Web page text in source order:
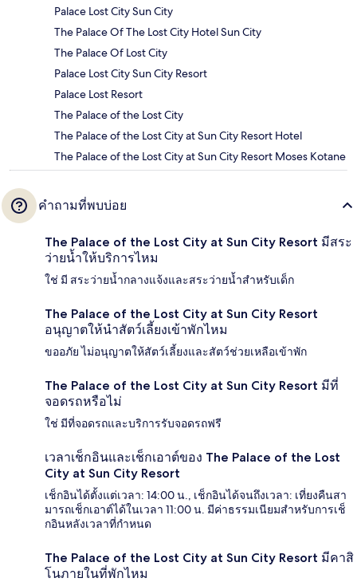
Palace Lost City Sun City
The Palace Of The Lost City Hotel Sun City
The Palace Of Lost City
Palace Lost City Sun City Resort
Palace Lost Resort
The Palace of the Lost City
The Palace of the Lost City at Sun City Resort Hotel
The Palace of the Lost City at Sun City Resort Moses Kotane
คำถามที่พบบ่อย
The Palace of the Lost City at Sun City Resort มีสระ
ว่ายน้ำให้บริการไหม
ใช่ มี สระว่ายน้ำกลางแจ้งและสระว่ายน้ำสำหรับเด็ก
The Palace of the Lost City at Sun City Resort
อนุญาตให้นำสัตว์เลี้ยงเข้าพักไหม
ขออภัย ไม่อนุญาตให้สัตว์เลี้ยงและสัตว์ช่วยเหลือเข้าพัก
The Palace of the Lost City at Sun City Resort มีที่
จอดรถหรือไม่
ใช่ มีที่จอดรถและบริการรับจอดรถฟรี
เวลาเช็กอินและเช็กเอาต์ของ The Palace of the Lost
City at Sun City Resort
เช็กอินได้ตั้งแต่เวลา: 14:00 น., เช็กอินได้จนถึงเวลา: เที่ยงคืนสา
มารถเช็กเอาต์ได้ในเวลา 11:00 น. มีค่าธรรมเนียมสำหรับการเช็
กอินหลังเวลาที่กำหนด
The Palace of the Lost City at Sun City Resort มีคาสิ
โนภายในที่พักไหม